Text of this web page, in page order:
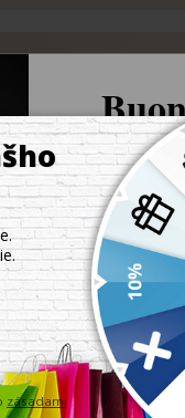
pšenice
ragú, syrovým
kde si
exkluzívnu
Objavte chuť